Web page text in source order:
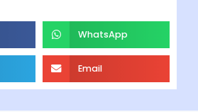
WhatsApp
Email